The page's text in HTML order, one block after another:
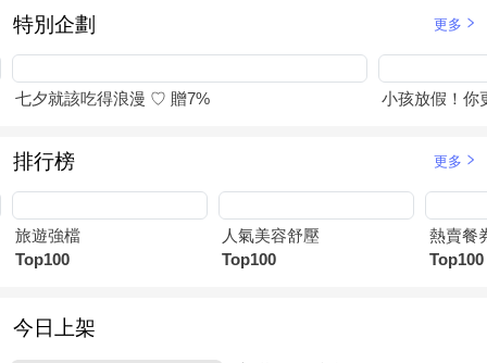
特別企劃 更多
七夕就該吃得浪漫 ♡ 贈7% 小孩放假！你
排行榜 更多
旅遊強檔
Top100
人氣美容舒壓
Top100
熱賣餐
Top100
今日上架